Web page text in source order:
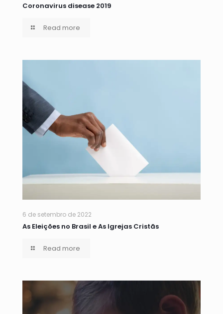
Coronavirus disease 2019
Read more
6 de setembro de 2022
As Eleições no Brasil e As Igrejas Cristãs
Read more